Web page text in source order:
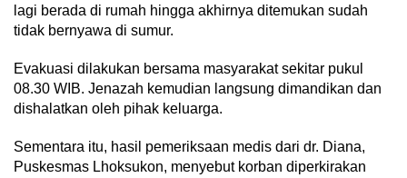
lagi berada di rumah hingga akhirnya ditemukan sudah
tidak bernyawa di sumur.
Evakuasi dilakukan bersama masyarakat sekitar pukul
08.30 WIB. Jenazah kemudian langsung dimandikan dan
dishalatkan oleh pihak keluarga.
Sementara itu, hasil pemeriksaan medis dari dr. Diana,
Puskesmas Lhoksukon, menyebut korban diperkirakan